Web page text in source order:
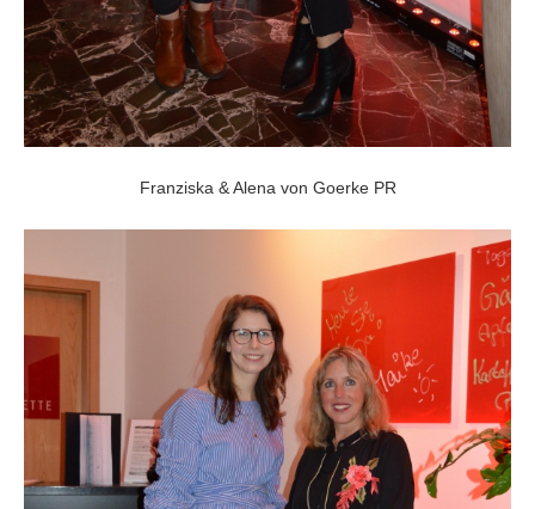
Franziska & Alena von Goerke PR